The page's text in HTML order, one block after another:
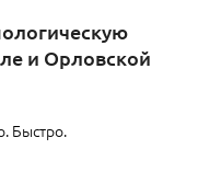
и Орловской
Быстро.